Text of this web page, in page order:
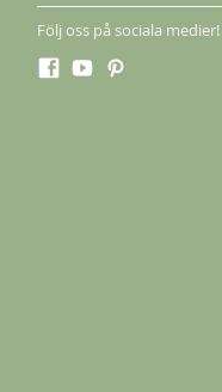
Följ oss på sociala medier!